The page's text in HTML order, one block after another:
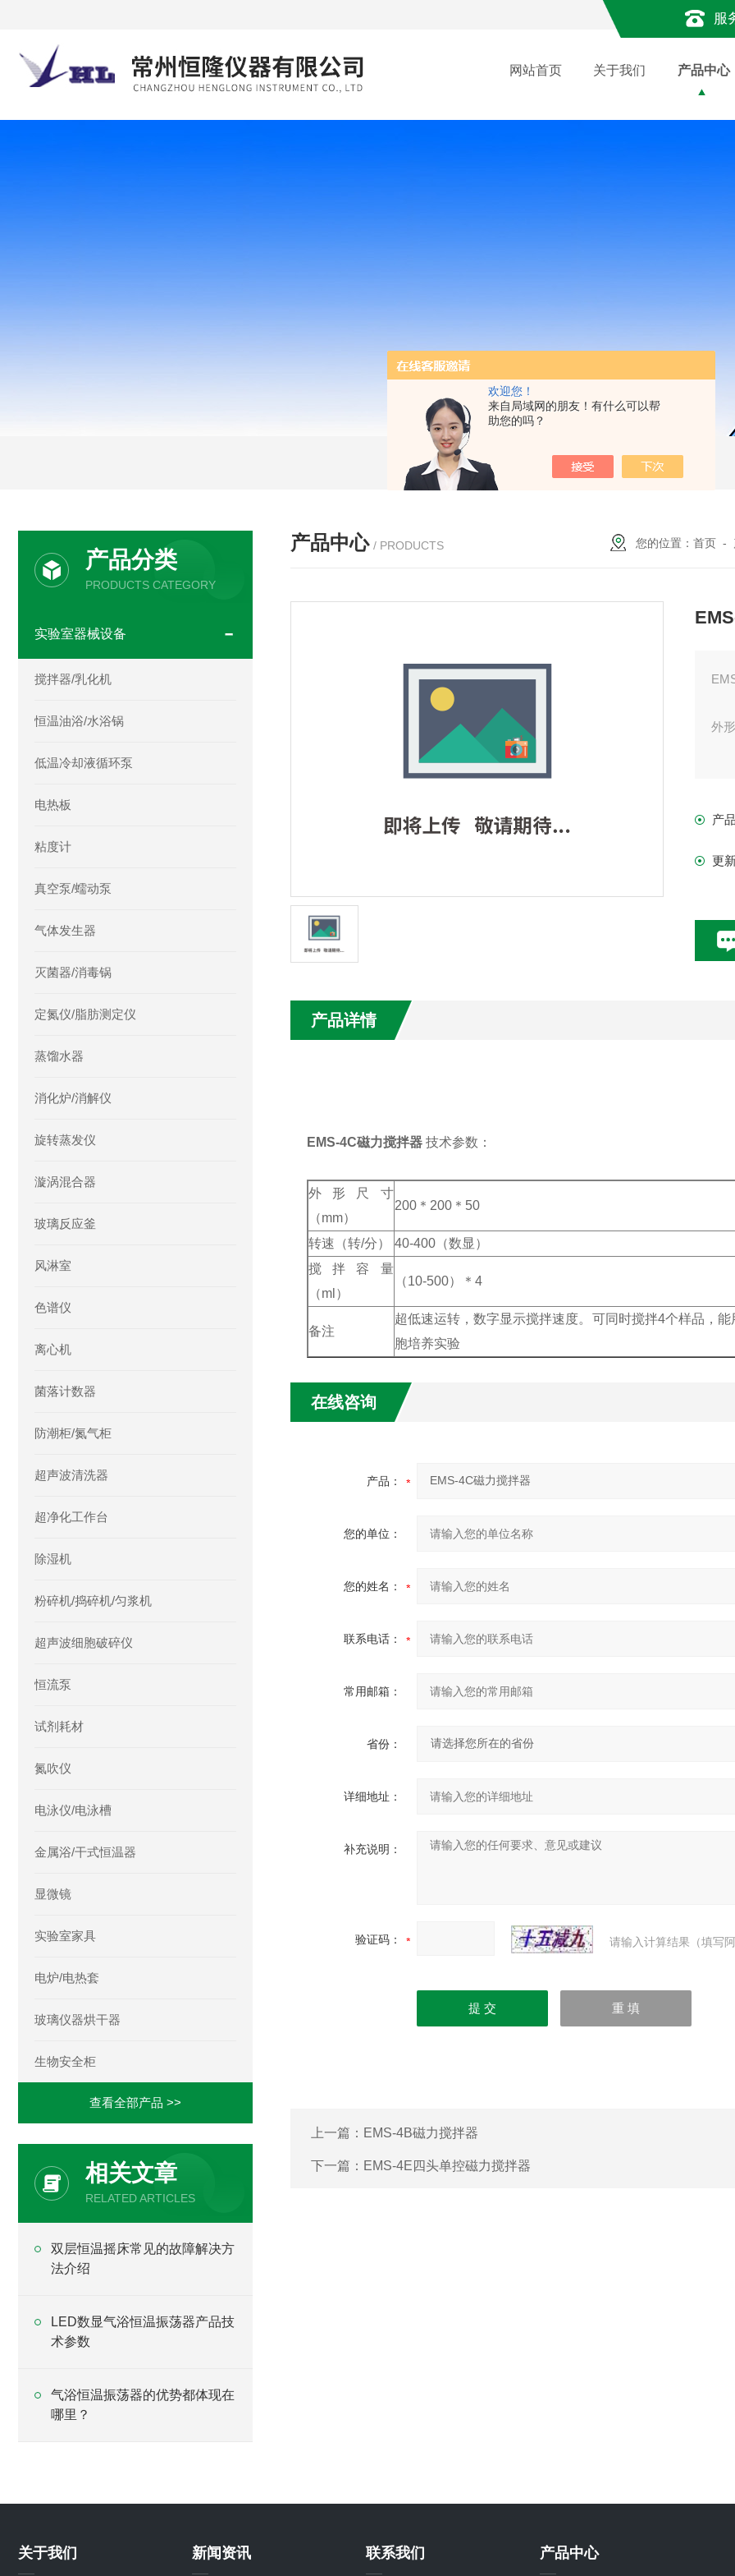
欢迎您！
来自局域网的朋友！有什么可以帮
助您的吗？
服
网站首页 关于我们 产品中心
产品中心 / PRODUCTS 您的位置： 首页 -
外
搅
（
备注
产
更
产品详情
EMS-4C磁力搅拌器技术参数：
外形尺寸
（mm）
200＊200＊50
转速（转/分）
40-400（数显）
搅拌容量
（ml）
（10-500）＊4
备注
超低速运转，数字显示搅拌速度。可同时搅拌4个样品，能
胞培养实验
在线咨询
产品：
您的单位：
您的姓名：
联系电话：
常用邮箱：
省份：
详细地址：
补充说明：
验证码： 请输入计算结果（填写
上一篇： EMS-4B磁力搅拌器
下一篇： EMS-4E四头单控磁力搅拌器
产品分类
PRODUCTS CATEGORY
实验室器械设备
搅拌器/乳化机
恒温油浴/水浴锅
低温冷却液循环泵
电热板
粘度计
真空泵/蠕动泵
气体发生器
灭菌器/消毒锅
定氮仪/脂肪测定仪
蒸馏水器
消化炉/消解仪
旋转蒸发仪
漩涡混合器
玻璃反应釜
风淋室
色谱仪
离心机
菌落计数器
防潮柜/氮气柜
超声波清洗器
超净化工作台
除湿机
粉碎机/捣碎机/匀浆机
超声波细胞破碎仪
恒流泵
试剂耗材
氮吹仪
电泳仪/电泳槽
金属浴/干式恒温器
显微镜
实验室家具
电炉/电热套
玻璃仪器烘干器
生物安全柜
查看全部产品 >>
相关文章
RELATED ARTICLES
双层恒温摇床常见的故障解决方
法介绍
LED数显气浴恒温振荡器产品技
术参数
气浴恒温振荡器的优势都体现在
哪里？
关于我们 新闻资讯 联系我们 产品中心